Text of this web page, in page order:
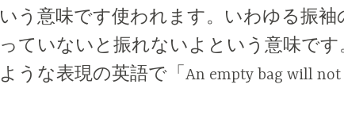
いう意味です使われます。いわゆる振
っていないと振れないよという意味で
ような表現の英語で「An empty bag will